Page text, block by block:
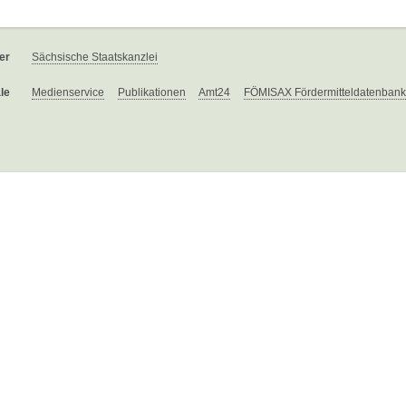
Sächsische Staatskanzlei
Medienservice Publikationen Amt24 FÖMISAX Fördermitteldatenbank